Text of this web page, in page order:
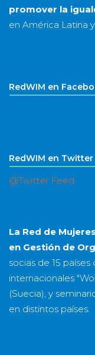
promover la
en América Latina
RedWIM en
RedWIM en Twitter
@Twitter Feed
La Red de
en Gestión de
socias de 15 países
internacionales
(Suecia), y
en distintos países.